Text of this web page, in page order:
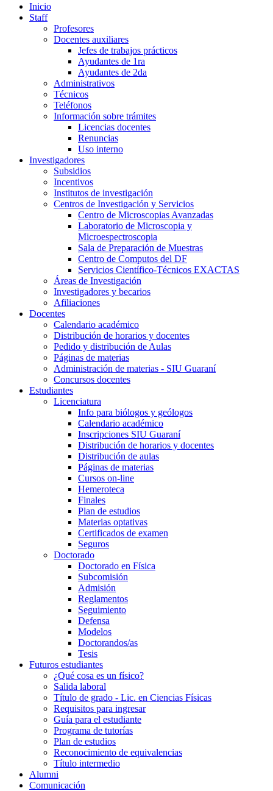
Inicio
Staff
Profesores
Docentes auxiliares
Jefes de trabajos prácticos
Ayudantes de 1ra
Ayudantes de 2da
Administrativos
Técnicos
Teléfonos
Información sobre trámites
Licencias docentes
Renuncias
Uso interno
Investigadores
Subsidios
Incentivos
Institutos de investigación
Centros de Investigación y Servicios
Centro de Microscopias Avanzadas
Laboratorio de Microscopia y
Microespectroscopia
Sala de Preparación de Muestras
Centro de Computos del DF
Servicios Científico-Técnicos EXACTAS
Áreas de Investigación
Investigadores y becarios
Afiliaciones
Docentes
Calendario académico
Distribución de horarios y docentes
Pedido y distribución de Aulas
Páginas de materias
Administración de materias - SIU Guaraní
Concursos docentes
Estudiantes
Licenciatura
Info para biólogos y geólogos
Calendario académico
Inscripciones SIU Guaraní
Distribución de horarios y docentes
Distribución de aulas
Páginas de materias
Cursos on-line
Hemeroteca
Finales
Plan de estudios
Materias optativas
Certificados de examen
Seguros
Doctorado
Doctorado en Física
Subcomisión
Admisión
Reglamentos
Seguimiento
Defensa
Modelos
Doctorandos/as
Tesis
Futuros estudiantes
¿Qué cosa es un físico?
Salida laboral
Título de grado - Lic. en Ciencias Físicas
Requisitos para ingresar
Guía para el estudiante
Programa de tutorías
Plan de estudios
Reconocimiento de equivalencias
Título intermedio
Alumni
Comunicación